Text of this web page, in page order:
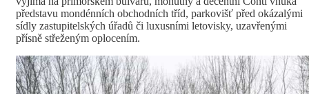
představu mondénních obchodních tříd, parkovišť před okázalými
sídly zastupitelských úřadů či luxusními letovisky, uzavřenými
přísně střeženým oplocením.